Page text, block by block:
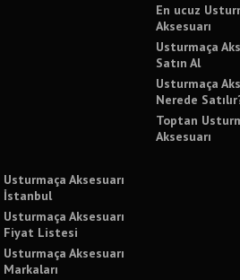
En ucuz
Aksesuarı
Usturmaça
Satın Al
Usturmaça
Nerede
Toptan
Aksesuarı
Usturmaça Aksesuarı
İstanbul
Usturmaça Aksesuarı
Fiyat Listesi
Usturmaça Aksesuarı
Markaları